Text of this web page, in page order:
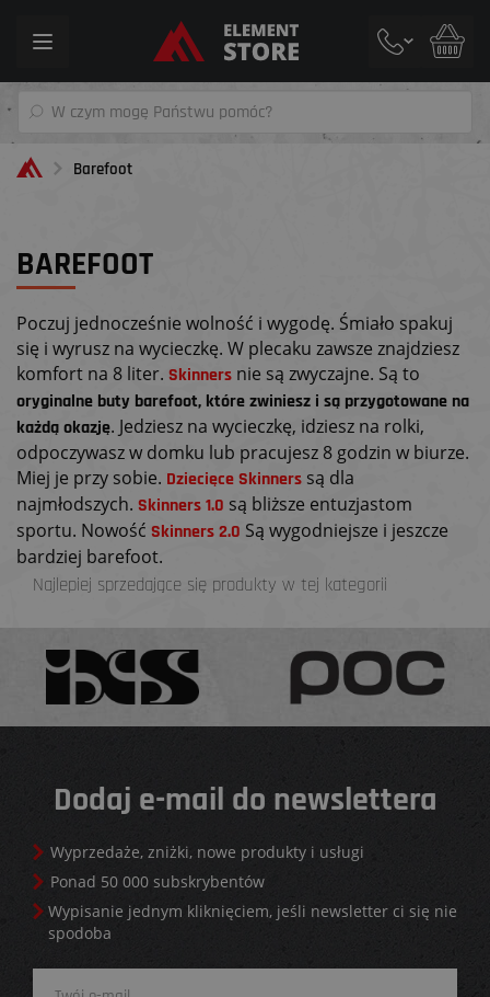
Toggle
Barefoot
BAREFOOT
Poczuj jednocześnie wolność i wygodę. Śmiało spakuj
się i wyrusz na wycieczkę. W plecaku zawsze znajdziesz
komfort na 8 liter. Skinners nie są zwyczajne. Są to
oryginalne buty barefoot, które zwiniesz i są przygotowane na
każdą okazję. Jedziesz na wycieczkę, idziesz na rolki,
odpoczywasz w domku lub pracujesz 8 godzin w biurze.
Miej je przy sobie. Dziecięce Skinners są dla
najmłodszych. Skinners 1.0 są bliższe entuzjastom
sportu. Nowość Skinners 2.0 Są wygodniejsze i jeszcze
bardziej barefoot.
Najlepiej sprzedające się produkty w tej kategorii
Dodaj e-mail do newslettera
Wyprzedaże, zniżki, nowe produkty i usługi
Ponad 50 000 subskrybentów
Wypisanie jednym kliknięciem, jeśli newsletter ci się nie
spodoba